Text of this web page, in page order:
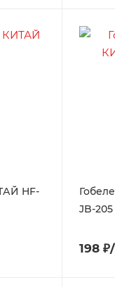
HF-
JB-
198